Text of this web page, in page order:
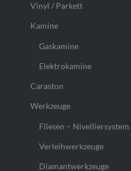
Vinyl / Parkett
Kamine
Gaskamine
Elektrokamine
Caraston
Werkzeuge
Fliesen – Nivelliersystem
Verleihwerkzeuge
Diamantwerkzeuge